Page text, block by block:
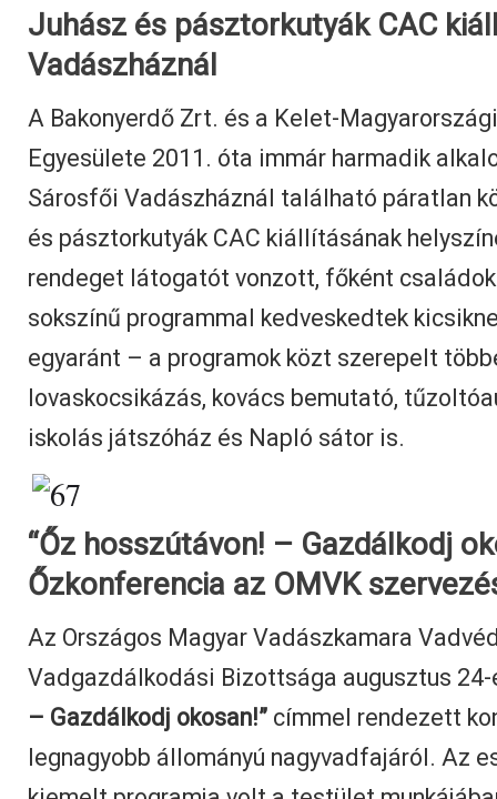
Juhász és pásztorkutyák CAC
Vadászháznál
A Bakonyerdő Zrt. és a Kelet-
Egyesülete 2011. óta immár harmadik
Sárosfői Vadászháznál található páratlan
és pásztorkutyák CAC kiállításának
rendeget látogatót vonzott, főként
sokszínű programmal kedveskedtek
egyaránt – a programok közt szerepelt
lovaskocsikázás, kovács bemutató,
iskolás játszóház és Napló sátor is.
“Őz hosszútávon! – Gazdálkodj
Őzkonferencia az OMVK
Az Országos Magyar Vadászkamara
Vadgazdálkodási Bizottsága augusztus
– Gazdálkodj okosan!” címmel rendezett
legnagyobb állományú nagyvadfajáról. Az